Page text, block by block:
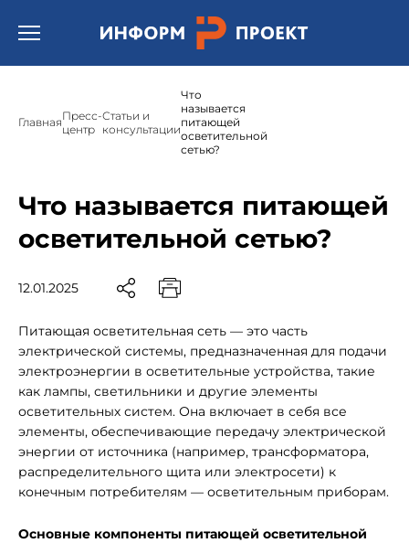
Открыть бургер меню.
ГлавнаяПресс-
центр
Статьи и
консультации
Что
называется
питающей
осветительной
сетью?
Что называется питающей
осветительной сетью?
12.01.2025
Питающая осветительная сеть — это часть
электрической системы, предназначенная для подачи
электроэнергии в осветительные устройства, такие
как лампы, светильники и другие элементы
осветительных систем. Она включает в себя все
элементы, обеспечивающие передачу электрической
энергии от источника (например, трансформатора,
распределительного щита или электросети) к
конечным потребителям — осветительным приборам.
Основные компоненты питающей осветительной